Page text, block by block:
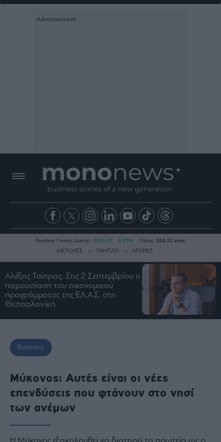
Ειδήσεις
Οικονομία
Business
Ναυτιλία
Ενέργεια
Πολιτική
Πολιτισμός
Κοινωνία
Realtime Γενικός Δείκτης: 2615.07 0.25% Τζίρος: 204.31 εκατ.
ΜΕΤΟΧΕΣ ΤΑΜΠΛΟ ΑΓΟΡΕΣ
Αλέξης Τσίπρας: Στις 2 Σεπτεμβρίου η
παρουσίαση του οικονομικού
προγράμματος της ΕΛ.Α.Σ. στη
Θεσσαλονίκη
Business
Μύκονος: Αυτές είναι οι νέες
επενδύσεις που φτάνουν στο νησί
των ανέμων